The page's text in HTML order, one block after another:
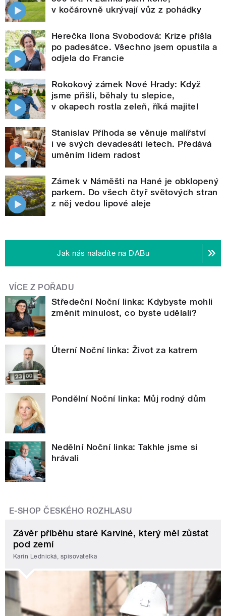
v kočárovně ukrývají vůz z pohádky
Herečka Ilona Svobodová: Krize přišla
po padesátce. Všechno jsem opustila a
odjela do Francie
Rokokový zámek Nové Hrady: Když
jsme přišli, běhaly tu slepice,
v okapech rostla zeleň, říká majitel
Stanislav Příhoda se věnuje malířství
i ve svých devadesáti letech. Předává
uměním lidem radost
Zámek v Náměšti na Hané je obklopený
parkem. Do všech čtyř světových stran
z něj vedou lipové aleje
Jak nás naladíte na DABu
VÍCE Z POŘADU
Středeční Noční linka: Kdybyste mohli
změnit minulost, co byste udělali?
Úterní Noční linka: Život za katrem
Pondělní Noční linka: Můj rodný dům
Nedělní Noční linka: Takhle jsme si
hrávali
E-SHOP ČESKÉHO ROZHLASU
Závěr příběhu staré Karviné, který měl zůstat
pod zemí
Karin Lednická, spisovatelka